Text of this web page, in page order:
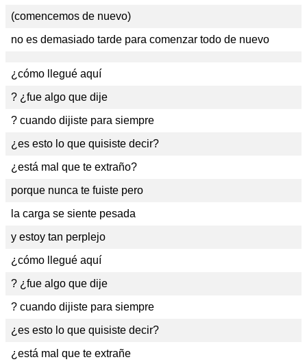
(comencemos de nuevo)
no es demasiado tarde para comenzar todo de nuevo
¿cómo llegué aquí
? ¿fue algo que dije
? cuando dijiste para siempre
¿es esto lo que quisiste decir?
¿está mal que te extraño?
porque nunca te fuiste pero
la carga se siente pesada
y estoy tan perplejo
¿cómo llegué aquí
? ¿fue algo que dije
? cuando dijiste para siempre
¿es esto lo que quisiste decir?
¿está mal que te extrañe